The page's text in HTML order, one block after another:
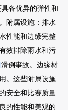
备优异的弹性和
附属设施：排水
性能和边缘完整
效排除雨水和污
滑倒事故。边缘材
。这些附属设施
安全和比赛质量
的性能和美观的